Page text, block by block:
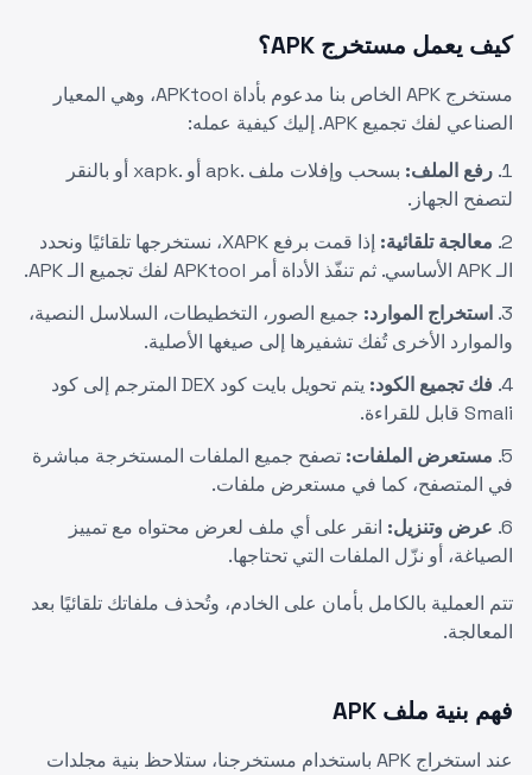
كيف يعمل مستخرج APK؟
مستخرج APK الخاص بنا مدعوم بأداة APKtool، وهي المعيار
الصناعي لفك تجميع APK. إليك كيفية عمله:
رفع الملف:
بسحب وإفلات ملف .apk أو .xapk أو بالنقر
لتصفح الجهاز.
معالجة تلقائية:
إذا قمت برفع XAPK، نستخرجها تلقائيًا ونحدد
الـ APK الأساسي. ثم تنفّذ الأداة أمر APKtool لفك تجميع الـ APK.
استخراج الموارد: جميع الصور، التخطيطات، السلاسل النصية،
والموارد الأخرى تُفك تشفيرها إلى صيغها الأصلية.
فك تجميع الكود:
يتم تحويل بايت كود DEX المترجم إلى كود
Smali قابل للقراءة.
مستعرض الملفات: تصفح جميع الملفات المستخرجة مباشرة
في المتصفح، كما في مستعرض ملفات.
عرض وتنزيل: انقر على أي ملف لعرض محتواه مع تمييز
الصياغة، أو نزّل الملفات التي تحتاجها.
تتم العملية بالكامل بأمان على الخادم، وتُحذف ملفاتك تلقائيًا بعد
المعالجة.
فهم بنية ملف APK
عند استخراج APK باستخدام مستخرجنا، ستلاحظ بنية مجلدات